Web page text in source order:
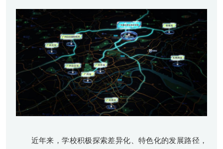
近年来，学校积极探索差异化、特色化的发展路径，